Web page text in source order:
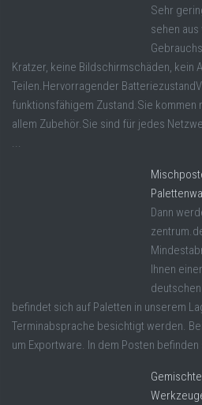
Sehr
sehen
Kratzer, keine Bildschirmschäden, kein
Teilen.Hervorragender
funktionsfähigem Zustand.Sie kommen
allem Zubehör.Sie sind für jedes
...
Dann
Ihnen
befindet sich auf Paletten in unserem
Terminabsprache besichtigt werden.
um Exportware. In dem Posten